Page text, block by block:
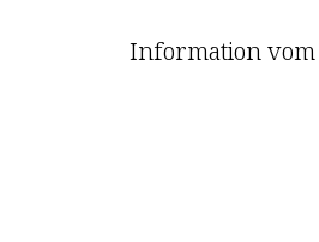
Information vom